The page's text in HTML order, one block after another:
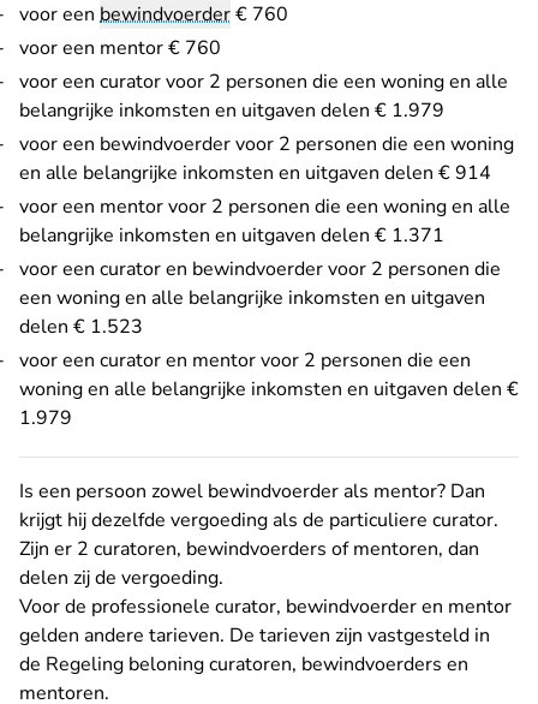
voor een bewindvoerder€ 760
voor een mentor € 760
voor een curator voor 2 personen die een woning en alle
belangrijke inkomsten en uitgaven delen € 1.979
voor een bewindvoerder voor 2 personen die een woning
en alle belangrijke inkomsten en uitgaven delen € 914
voor een mentor voor 2 personen die een woning en alle
belangrijke inkomsten en uitgaven delen € 1.371
voor een curator en bewindvoerder voor 2 personen die
een woning en alle belangrijke inkomsten en uitgaven
delen € 1.523
voor een curator en mentor voor 2 personen die een
woning en alle belangrijke inkomsten en uitgaven delen €
1.979
Is een persoon zowel bewindvoerder als mentor? Dan
krijgt hij dezelfde vergoeding als de particuliere curator.
Zijn er 2 curatoren, bewindvoerders of mentoren, dan
delen zij de vergoeding.
Voor de professionele curator, bewindvoerder en mentor
gelden andere tarieven. De tarieven zijn vastgesteld in
de Regeling beloning curatoren, bewindvoerders en
mentoren- U verlaat Rechtspraak.nl
.